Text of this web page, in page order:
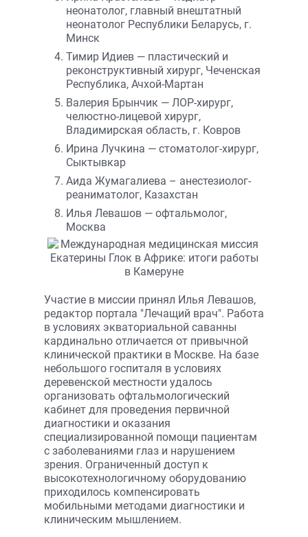
неонатолог, главный внештатный
неонатолог Республики Беларусь, г.
Минск
Тимир Идиев — пластический и
реконструктивный хирург, Чеченская
Республика, Ачхой-Мартан
Валерия Брынчик — ЛОР-хирург,
челюстно-лицевой хирург,
Владимирская область, г. Ковров
Ирина Лучкина — стоматолог-хирург,
Сыктывкар
Аида Жумагалиева – анестезиолог-
реаниматолог, Казахстан
Илья Левашов — офтальмолог,
Москва
Участие в миссии принял Илья Левашов,
редактор портала "Лечащий врач". Работа
в условиях экваториальной саванны
кардинально отличается от привычной
клинической практики в Москве. На базе
небольшого госпиталя в условиях
деревенской местности удалось
организовать офтальмологический
кабинет для проведения первичной
диагностики и оказания
специализированной помощи пациентам
с заболеваниями глаз и нарушением
зрения. Ограниченный доступ к
высокотехнологичному оборудованию
приходилось компенсировать
мобильными методами диагностики и
клиническим мышлением.